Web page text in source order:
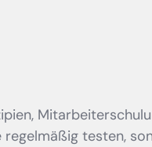
testen,